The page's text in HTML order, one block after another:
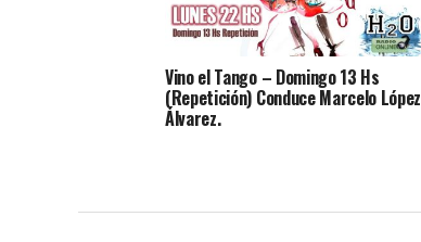
Vino el Tango – Domingo 13 Hs
(Repetición) Conduce Marcelo López
Álvarez.